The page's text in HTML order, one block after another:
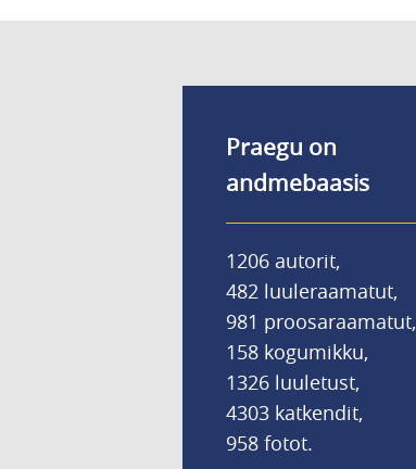
Praegu on
andmebaasis
1206 autorit,
482 luuleraamatut,
981 proosaraamatut,
158 kogumikku,
1326 luuletust,
4303 katkendit,
958 fotot.